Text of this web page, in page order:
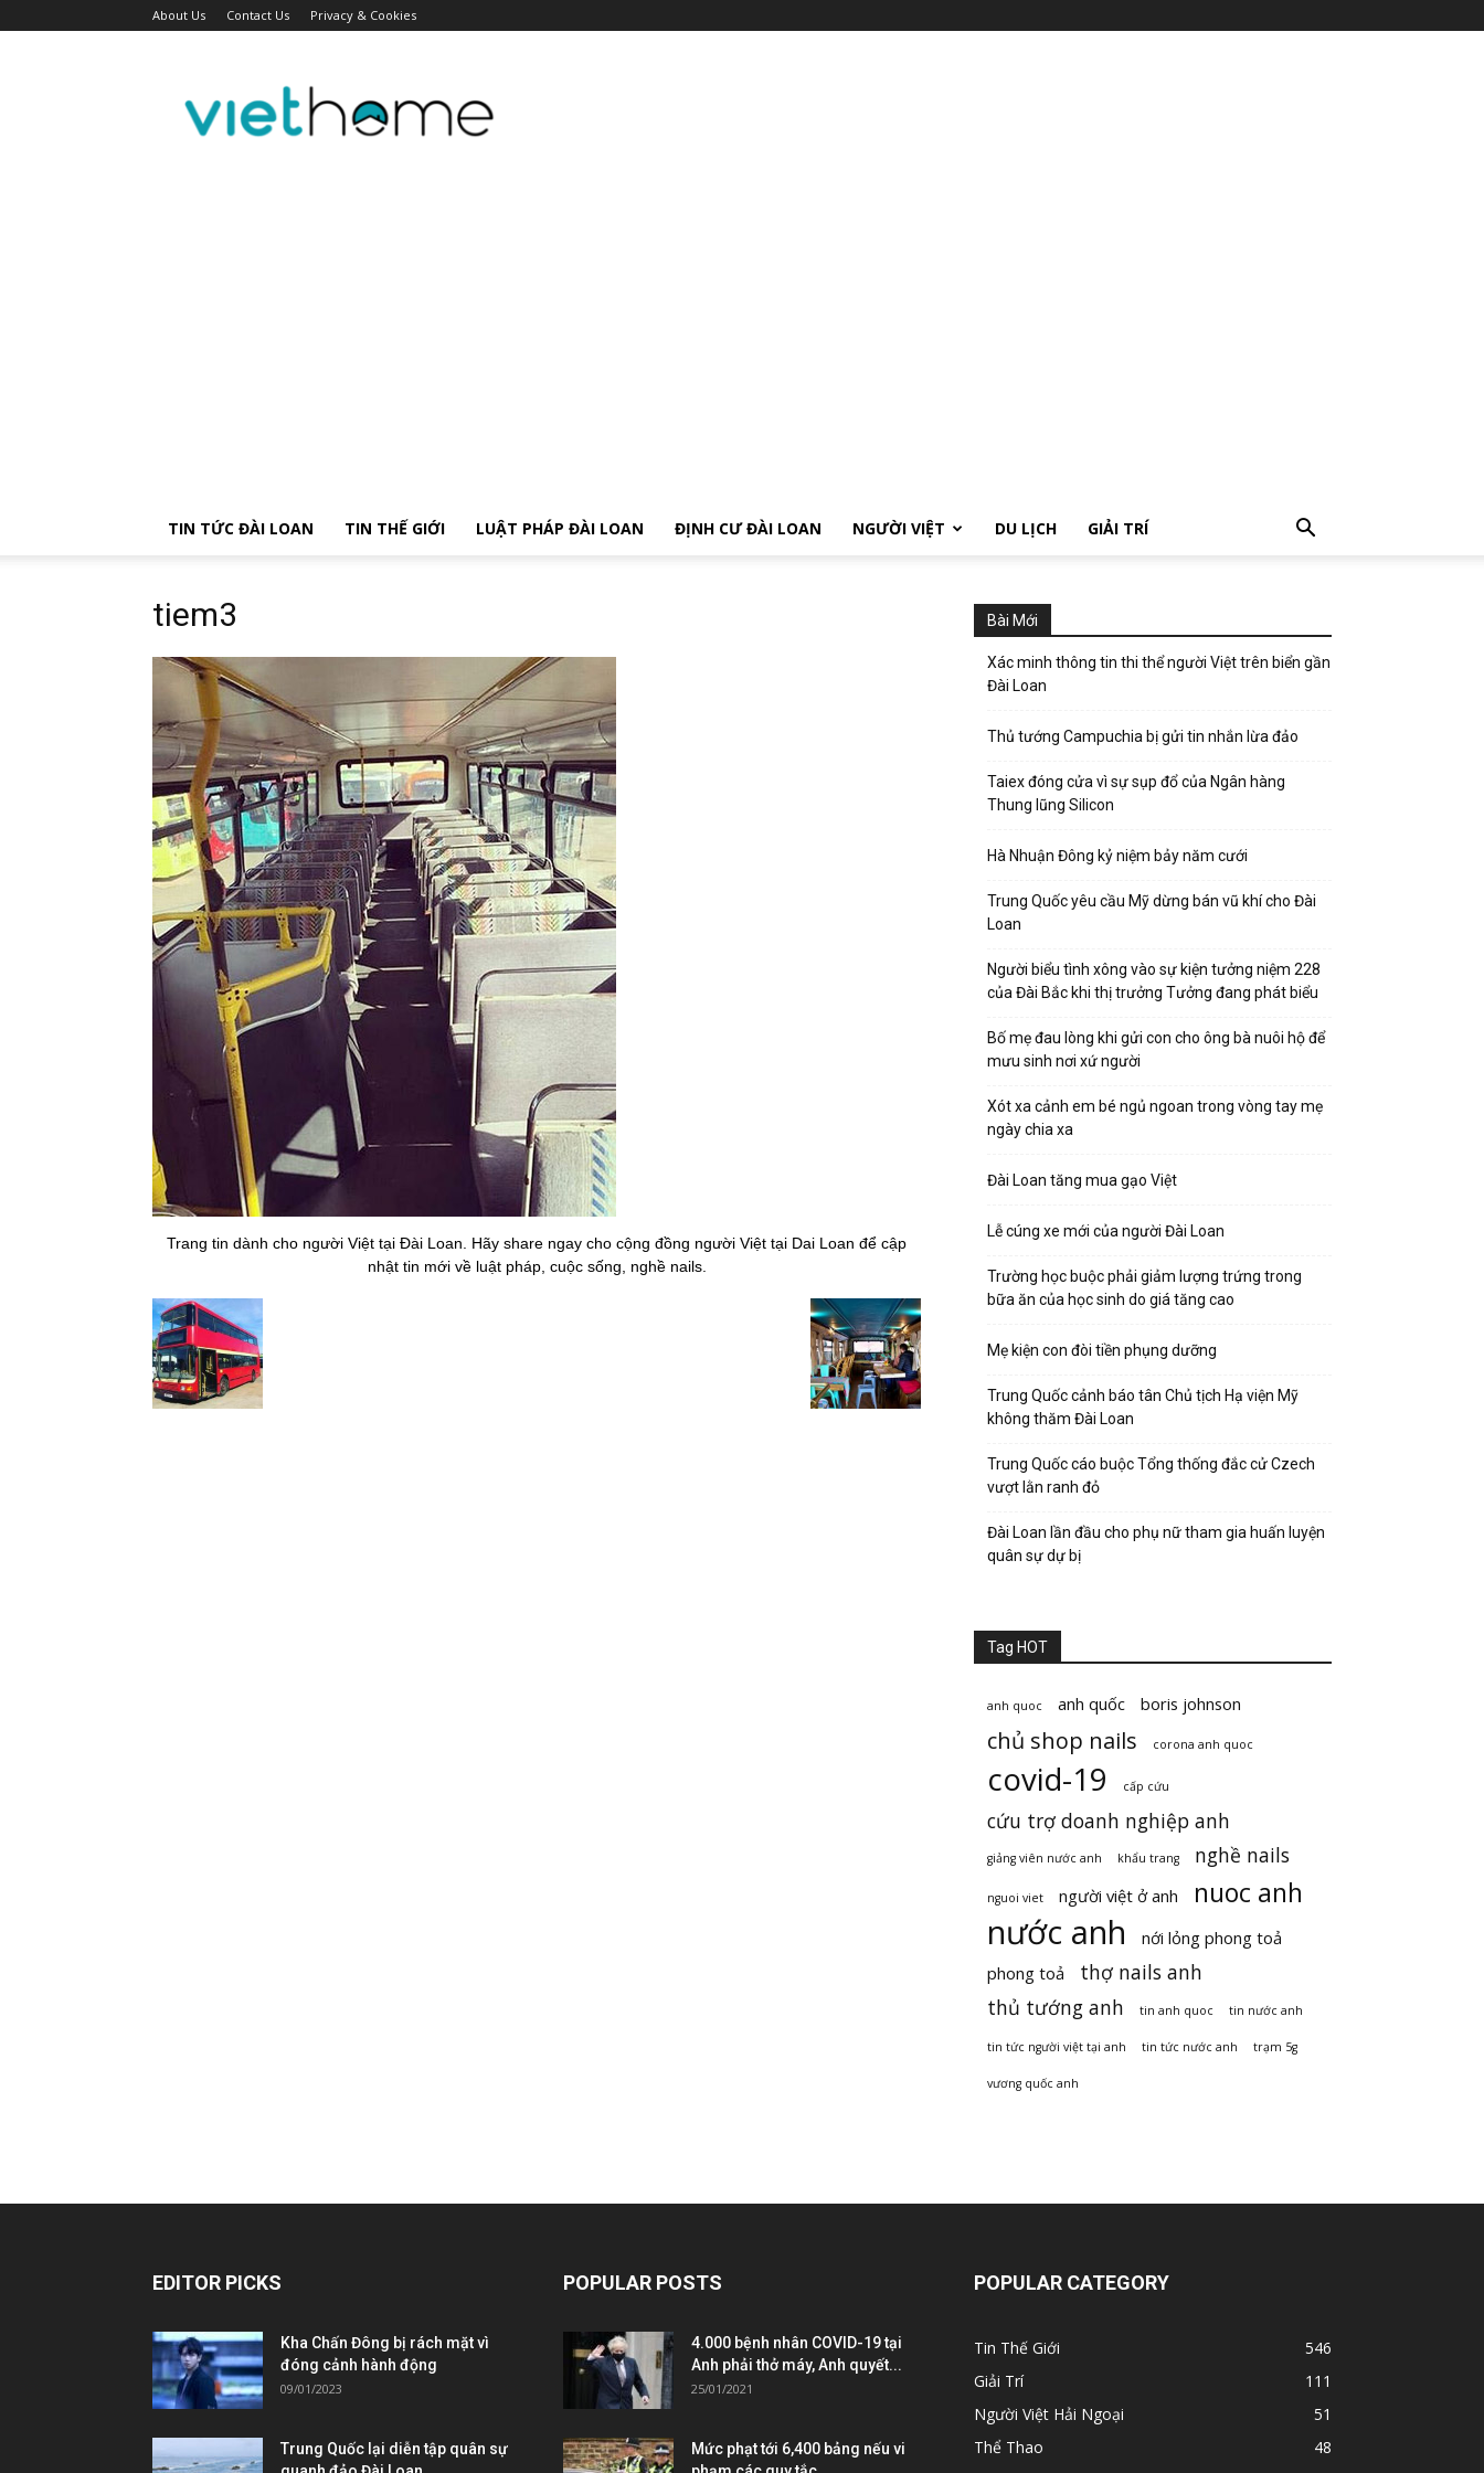
About Us Contact Us Privacy & Cookies
người
Việt
TIN TỨC ĐÀI LOAN TIN THẾ GIỚI LUẬT PHÁP ĐÀI LOAN ĐỊNH CƯ ĐÀI LOAN NGƯỜI VIỆT DU LỊCH GIẢI TRÍ
tiem3
Trang tin dành cho người Việt tại Đài Loan. Hãy share ngay cho cộng đồng người Việt tại Dai Loan để cập
nhật tin mới về luật pháp, cuộc sống, nghề nails.
Bài Mới
Xác minh thông tin thi thể người Việt trên biển gần
Đài Loan
Thủ tướng Campuchia bị gửi tin nhắn lừa đảo
Taiex đóng cửa vì sự sụp đổ của Ngân hàng
Thung lũng Silicon
Hà Nhuận Đông kỷ niệm bảy năm cưới
Trung Quốc yêu cầu Mỹ dừng bán vũ khí cho Đài
Loan
Người biểu tình xông vào sự kiện tưởng niệm 228
của Đài Bắc khi thị trưởng Tưởng đang phát biểu
Bố mẹ đau lòng khi gửi con cho ông bà nuôi hộ để
mưu sinh nơi xứ người
Xót xa cảnh em bé ngủ ngoan trong vòng tay mẹ
ngày chia xa
Đài Loan tăng mua gạo Việt
Lễ cúng xe mới của người Đài Loan
Trường học buộc phải giảm lượng trứng trong
bữa ăn của học sinh do giá tăng cao
Mẹ kiện con đòi tiền phụng dưỡng
Trung Quốc cảnh báo tân Chủ tịch Hạ viện Mỹ
không thăm Đài Loan
Trung Quốc cáo buộc Tổng thống đắc cử Czech
vượt lằn ranh đỏ
Đài Loan lần đầu cho phụ nữ tham gia huấn luyện
quân sự dự bị
Tag HOT
anh quoc anh quốc boris johnson
chủ shop nails corona anh quoc
covid-19 cấp cứu
cứu trợ doanh nghiệp anh
giảng viên nước anh khẩu trang nghề nails
nguoi viet người việt ở anh nuoc anh
nước anh
nới lỏng phong toả
phong toả
thợ nails anh
thủ tướng anh
tin anh quoc tin nước anh
tin tức người việt tại anh tin tức nước anh trạm 5g
vương quốc anh
EDITOR PICKS
Kha Chấn Đông bị rách mặt vì
đóng cảnh hành động
09/01/2023
Trung Quốc lại diễn tập quân sự
POPULAR POSTS
4.000 bệnh nhân COVID-19 tại
Anh phải thở máy, Anh quyết...
25/01/2021
Mức phạt tới 6,400 bảng nếu vi
POPULAR CATEGORY
Tin Thế Giới
546
Giải Trí
111
Người Việt Hải Ngoại
51
Thể Thao
48